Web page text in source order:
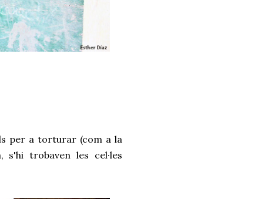
per a torturar (com a la
s'hi trobaven les cel·les